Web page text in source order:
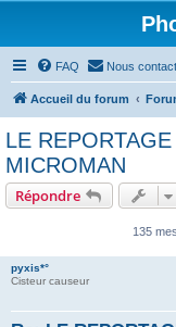
FAQ Nous
Accueil du forum
LE
MICROMAN
Répondre
135
pyxis*°
Cisteur causeur